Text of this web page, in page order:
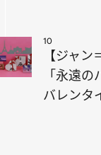
10
【ジャ
「永遠
バレンタ